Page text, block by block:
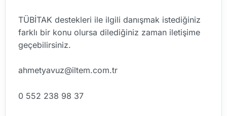
TÜBİTAK destekleri ile ilgili danışmak istediğiniz
farklı bir konu olursa dilediğiniz zaman iletişime
geçebilirsiniz.
ahmetyavuz@iltem.com.tr
0 552 238 98 37